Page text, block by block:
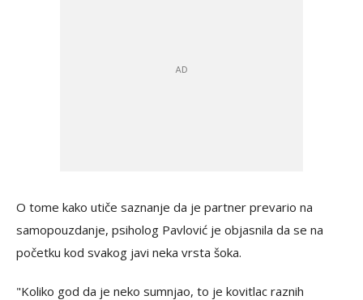
O tome kako utiče saznanje da je partner prevario na
samopouzdanje, psiholog Pavlović je objasnila da se na
početku kod svakog javi neka vrsta šoka.
"Koliko god da je neko sumnjao, to je kovitlac raznih